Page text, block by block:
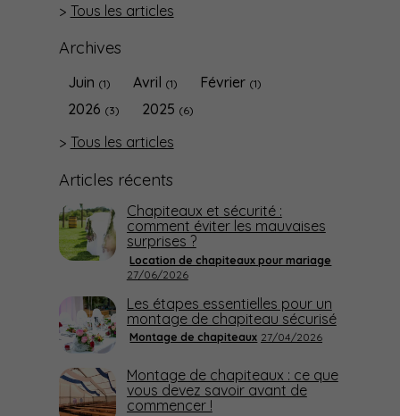
Tous les articles
Archives
Juin (1) Avril (1) Février (1)
2026 (3) 2025 (6)
Tous les articles
Articles récents
Location de chapiteaux pour mariage
27/06/2026
Chapiteaux et sécurité :
comment éviter les mauvaises
surprises ?
Montage de chapiteaux 27/04/2026
Les étapes essentielles pour un
montage de chapiteau sécurisé
Montage de chapiteaux : ce que
vous devez savoir avant de
commencer !